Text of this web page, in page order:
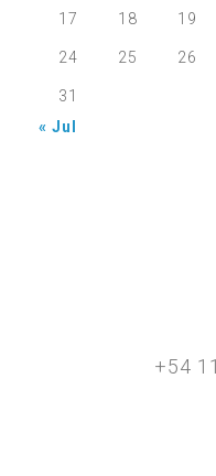
17 18 19
24 25 26
31
« Jul
+54